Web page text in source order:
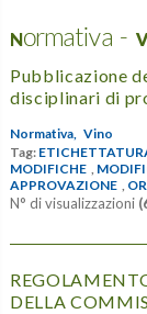
Normativa -
Pubblicazione
disciplinari di
Normativa, Vino
Tag:
MODIFICHE ,
APPROVAZIONE ,
N° di visualizzazioni
DELLA